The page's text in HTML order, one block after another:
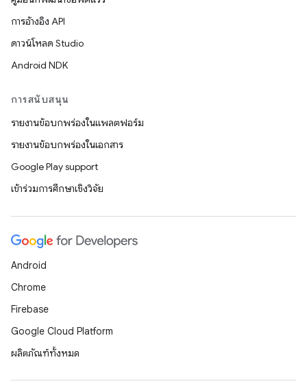
การอ้างอิง API
ดาวน์โหลด Studio
Android NDK
การสนับสนุน
รายงานข้อบกพร่องในแพลตฟอร์ม
รายงานข้อบกพร่องในเอกสาร
Google Play support
เข้าร่วมการศึกษาเชิงวิจัย
Android
Chrome
Firebase
Google Cloud Platform
ผลิตภัณฑ์ทั้งหมด